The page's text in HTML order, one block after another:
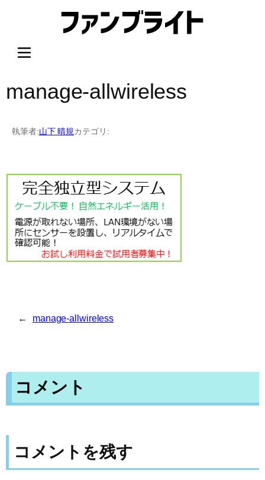
プ
manage-allwireless
執筆者:山下 晴規 カテゴリ:
← manage-allwireless
コメント
コメントを残す